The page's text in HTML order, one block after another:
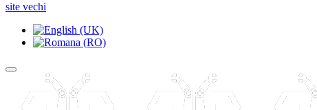
site vechi